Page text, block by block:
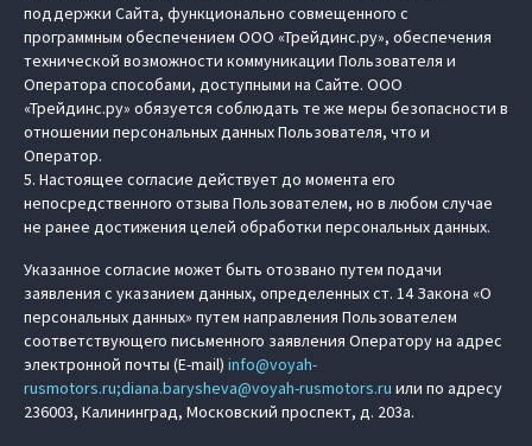
поддержки Сайта, функционально совмещенного с
программным обеспечением ООО «Трейдинс.ру», обеспечения
технической возможности коммуникации Пользователя и
Оператора способами, доступными на Сайте. ООО
«Трейдинс.ру» обязуется соблюдать те же меры безопасности в
отношении персональных данных Пользователя, что и
Оператор.
5. Настоящее согласие действует до момента его
непосредственного отзыва Пользователем, но в любом случае
не ранее достижения целей обработки персональных данных.
Указанное согласие может быть отозвано путем подачи
заявления с указанием данных, определенных ст. 14 Закона «О
персональных данных» путем направления Пользователем
соответствующего письменного заявления Оператору на адрес
электронной почты (E-mail) info@voyah-
rusmotors.ru;diana.barysheva@voyah-rusmotors.ru или по адресу
236003, Калининград, Московский проспект, д. 203а.